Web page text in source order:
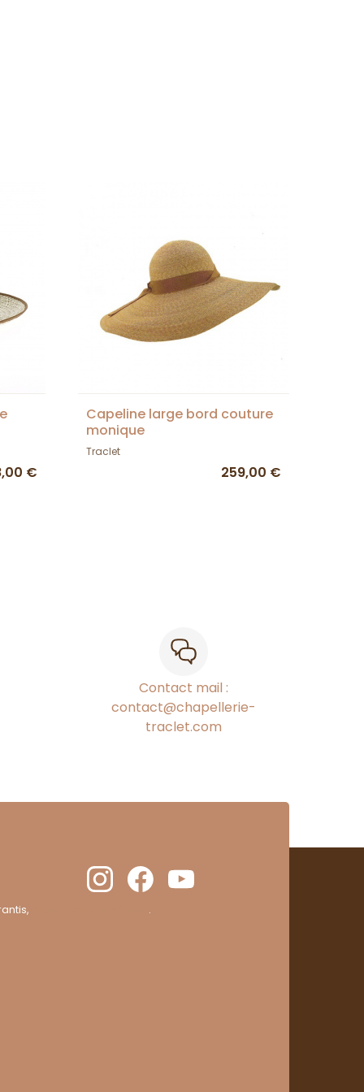
€
Capeline large bord couture
monique
Traclet
259,00 €
Contact mail :
contact@chapellerie-
traclet.com
.